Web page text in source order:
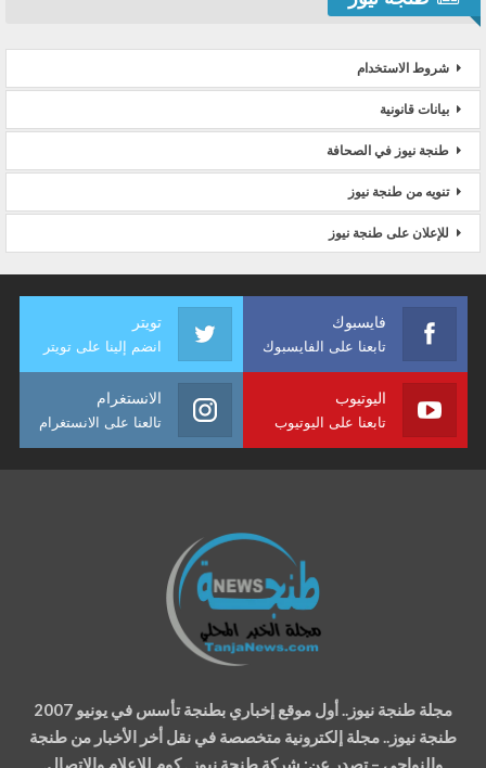
شروط الاستخدام
بيانات قانونية
طنجة نيوز في الصحافة
تنويه من طنجة نيوز
للإعلان على طنجة نيوز
فايسبوك
تابعنا على الفايسبوك
تويتر
انضم إلينا على تويتر
اليوتيوب
تابعنا على اليوتيوب
الانستغرام
تالعنا على الانستغرام
مجلة طنجة نيوز.. أول موقع إخباري بطنجة تأسس في يونيو 2007
طنجة نيوز.. مجلة إلكترونية متخصصة في نقل أخر الأخبار من طنجة
والنواحي – تصدر عن: شركة طنجة نيوز . كوم للإعلام والإتصال.